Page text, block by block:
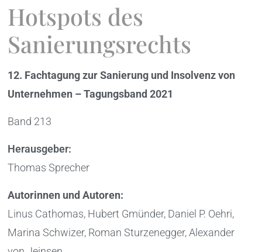
Hotspots des
Sanierungsrechts
12. Fachtagung zur Sanierung und Insolvenz von
Unternehmen – Tagungsband 2021
Band 213
Herausgeber:
Thomas Sprecher
Autorinnen und Autoren:
Linus Cathomas, Hubert Gmünder, Daniel P. Oehri,
Marina Schwizer, Roman Sturzenegger, Alexander